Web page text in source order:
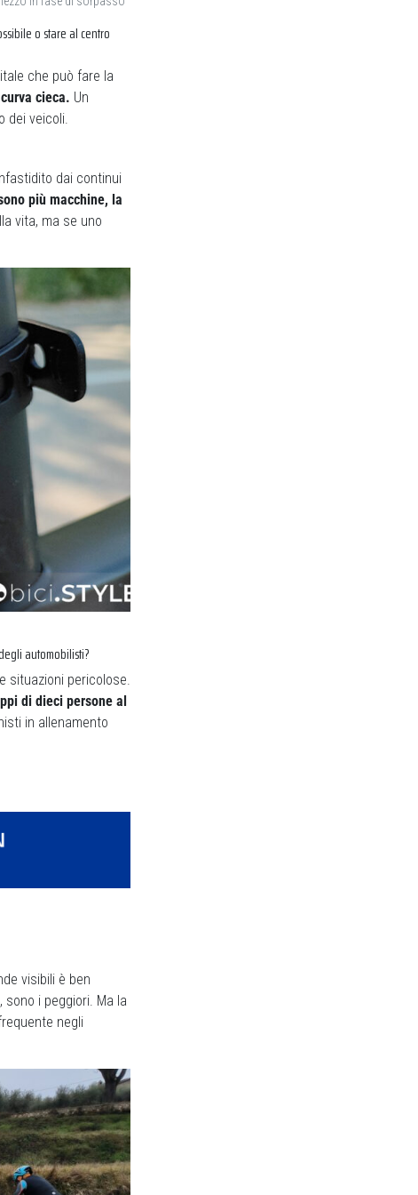
o stare al centro
che può fare la
cieca. Un
dei veicoli.
dai continui
più macchine, la
vita, ma se uno
automobilisti?
situazioni pericolose.
di dieci persone al
in allenamento
visibili è ben
sono i peggiori. Ma la
negli